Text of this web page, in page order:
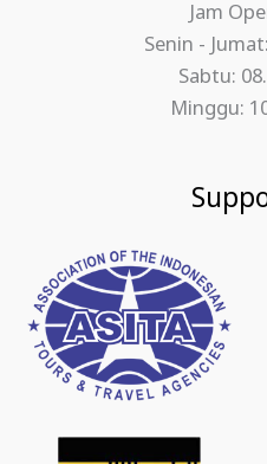
Jam
Senin -
Sabtu:
Minggu: